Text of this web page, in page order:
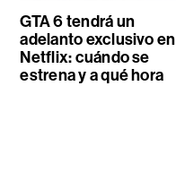
GTA 6 tendrá un
adelanto exclusivo en
Netflix: cuándo se
estrena y a qué hora